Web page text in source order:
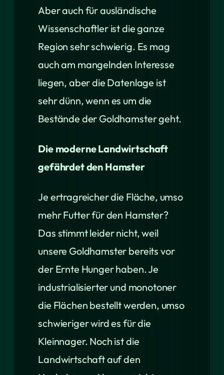
Aber auch für ausländische
Wissenschaftler ist die ganze
Region sehr schwierig. Es mag
auch am mangelnden Interesse
liegen, aber die Datenlage ist
sehr dünn, wenn es um die
Bestände der Goldhamster geht.
Die moderne Landwirtschaft
gefährdet den Hamster
Je ertragreicher die Fläche, umso
mehr Futter für den Hamster?
Das stimmt leider nicht, weil
unsere Goldhamster bereits vor
der Ernte Hunger haben. Je
industrialisierter und monotoner
die Flächen bestellt werden, umso
schwieriger wird es für die
Kleinnager. Noch ist die
Landwirtschaft auf den